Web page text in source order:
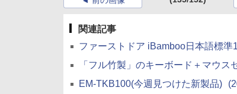
関連記事
ファーストドア iBamboo日本語標
「フル竹製」のキーボード＋マウ
EM-TKB100(今週見つけた新製品)